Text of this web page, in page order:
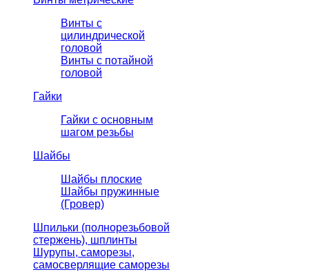
Винты с
цилиндрической
головой
Винты с потайной
головой
Гайки
Гайки с основным
шагом резьбы
Шайбы
Шайбы плоские
Шайбы пружинные
(Гровер)
Шпильки (полнорезьбовой
стержень), шплинты
Шурупы, саморезы,
самосверлящие саморезы